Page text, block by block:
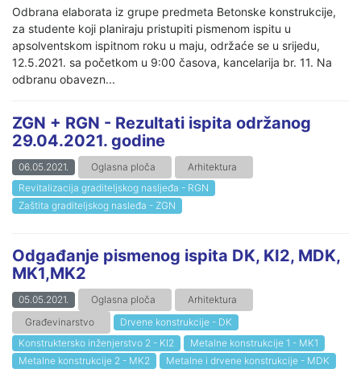
Odbrana elaborata iz grupe predmeta Betonske konstrukcije,
za studente koji planiraju pristupiti pismenom ispitu u
apsolventskom ispitnom roku u maju, održaće se u srijedu,
12.5.2021. sa početkom u 9:00 časova, kancelarija br. 11. Na
odbranu obavezn...
ZGN + RGN - Rezultati ispita održanog
29.04.2021. godine
06.05.2021. Oglasna ploča
Arhitektura
Revitalizacija graditeljskog nasljeđa - RGN
Zaštita graditeljskog nasleđa - ZGN
Odgađanje pismenog ispita DK, KI2, MDK,
MK1,MK2
05.05.2021. Oglasna ploča
Arhitektura
Građevinarstvo
Drvene konstrukcije - DK
Konstruktersko inženjerstvo 2 - KI2
Metalne konstrukcije 1 - MK1
Metalne konstrukcije 2 - MK2
Metalne i drvene konstrukcije - MDK